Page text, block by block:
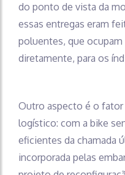
do ponto de vista da
essas entregas eram
poluentes, que
diretamente, para os
Outro aspecto é o
logístico: com a bike
eficientes da chamada
incorporada pelas